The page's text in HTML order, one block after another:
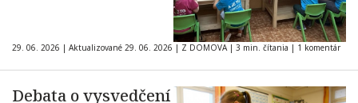
29. 06. 2026 | Aktualizované 29. 06. 2026 | Z DOMOVA | 3 min. čítania | 1 komentár
Debata o vysvedčení